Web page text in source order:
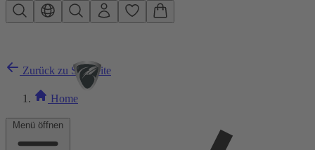
Zum Hauptinhalt springen
Menü öffnen
Zurück zu Startseite
Home